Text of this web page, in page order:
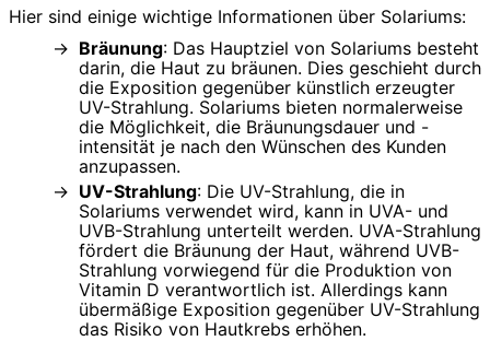
Hier sind einige wichtige Informationen über Solariums:
Bräunung: Das Hauptziel von Solariums besteht
darin, die Haut zu bräunen. Dies geschieht durch
die Exposition gegenüber künstlich erzeugter
UV-Strahlung. Solariums bieten normalerweise
die Möglichkeit, die Bräunungsdauer und -
intensität je nach den Wünschen des Kunden
anzupassen.
UV-Strahlung: Die UV-Strahlung, die in
Solariums verwendet wird, kann in UVA- und
UVB-Strahlung unterteilt werden. UVA-Strahlung
fördert die Bräunung der Haut, während UVB-
Strahlung vorwiegend für die Produktion von
Vitamin D verantwortlich ist. Allerdings kann
übermäßige Exposition gegenüber UV-Strahlung
das Risiko von Hautkrebs erhöhen.